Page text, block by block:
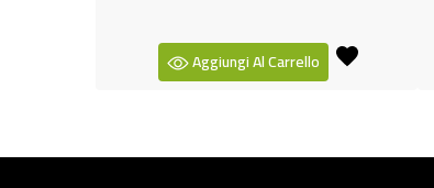
Aggiungi Al Carrello